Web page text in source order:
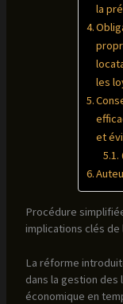
la
les
et
Procédure
implications clés de
La réforme
dans la gestion des
économique en